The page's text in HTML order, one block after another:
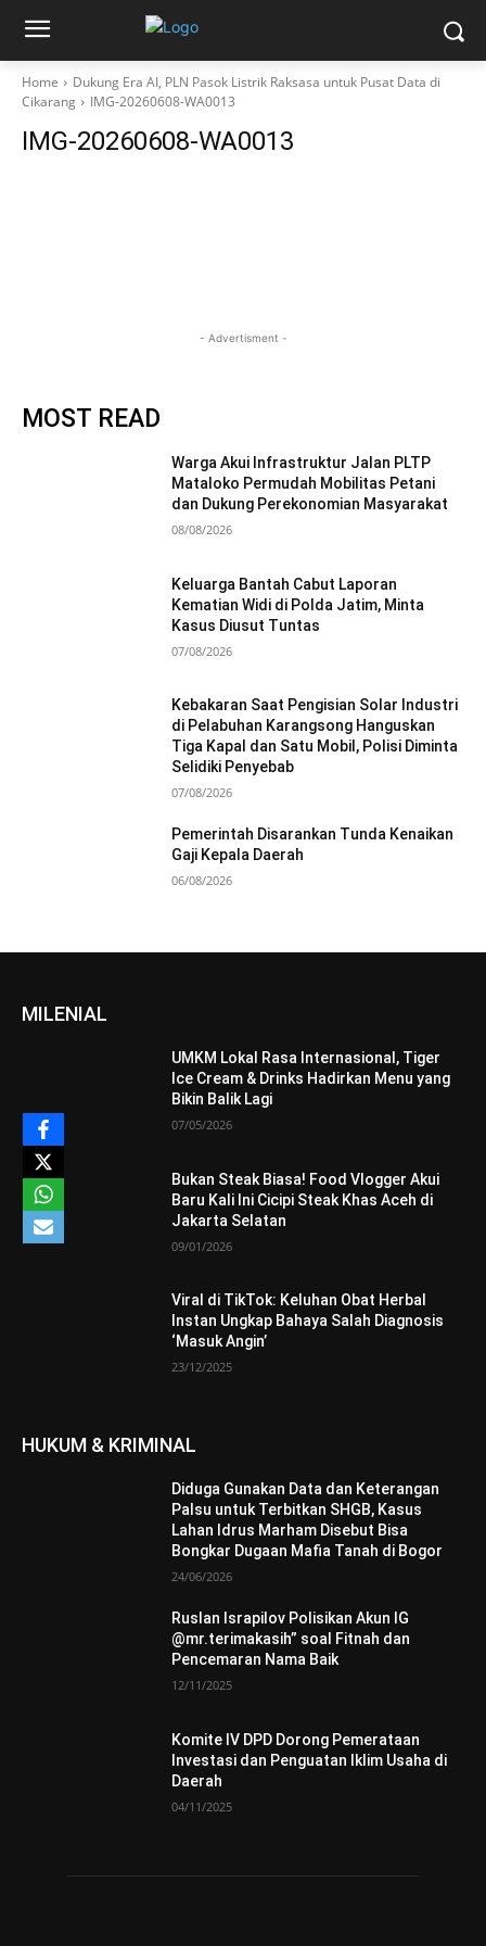
Home
Dukung Era AI, PLN Pasok Listrik Raksasa untuk Pusat Data di
Cikarang
IMG-20260608-WA0013
IMG-20260608-WA0013
- Advertisment -
MOST READ
Warga Akui Infrastruktur Jalan PLTP
Mataloko Permudah Mobilitas Petani
dan Dukung Perekonomian Masyarakat
08/08/2026
Keluarga Bantah Cabut Laporan
Kematian Widi di Polda Jatim, Minta
Kasus Diusut Tuntas
07/08/2026
Kebakaran Saat Pengisian Solar Industri
di Pelabuhan Karangsong Hanguskan
Tiga Kapal dan Satu Mobil, Polisi Diminta
Selidiki Penyebab
07/08/2026
Pemerintah Disarankan Tunda Kenaikan
Gaji Kepala Daerah
06/08/2026
MILENIAL
UMKM Lokal Rasa Internasional, Tiger
Ice Cream & Drinks Hadirkan Menu yang
Bikin Balik Lagi
07/05/2026
Bukan Steak Biasa! Food Vlogger Akui
Baru Kali Ini Cicipi Steak Khas Aceh di
Jakarta Selatan
09/01/2026
Viral di TikTok: Keluhan Obat Herbal
Instan Ungkap Bahaya Salah Diagnosis
‘Masuk Angin’
23/12/2025
HUKUM & KRIMINAL
Diduga Gunakan Data dan Keterangan
Palsu untuk Terbitkan SHGB, Kasus
Lahan Idrus Marham Disebut Bisa
Bongkar Dugaan Mafia Tanah di Bogor
24/06/2026
Ruslan Israpilov Polisikan Akun IG
@mr.terimakasih” soal Fitnah dan
Pencemaran Nama Baik
12/11/2025
Komite IV DPD Dorong Pemerataan
Investasi dan Penguatan Iklim Usaha di
Daerah
04/11/2025